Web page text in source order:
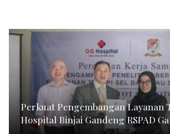
Perkuat Pengembangan Layanan
Hospital Binjai Gandeng RSPAD